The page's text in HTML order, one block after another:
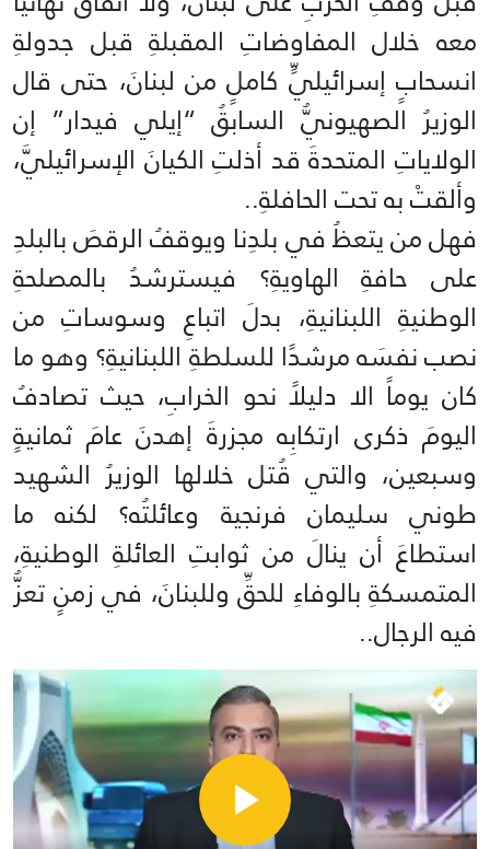
معه خلال المفاوضاتِ المقبلةِ قبل جدولةِ
انسحابٍ إسرائيليٍّ كاملٍ من لبنانَ، حتى قال
الوزيرُ الصهيونيُّ السابقُ “إيلي فيدار” إن
الولاياتِ المتحدةَ قد أذلتِ الكيانَ الإسرائيليَّ،
وألقتْ به تحت الحافلةِ..
فهل من يتعظُ في بلدِنا ويوقفُ الرقصَ بالبلدِ
على حافةِ الهاويةِ؟ فيسترشدُ بالمصلحةِ
الوطنيةِ اللبنانيةِ، بدلَ اتباعِ وسوساتِ من
نصب نفسَه مرشدًا للسلطةِ اللبنانيةِ؟ وهو ما
كان يوماً الا دليلاً نحو الخرابِ، حيث تصادفُ
اليومَ ذكرى ارتكابِه مجزرةَ إهدنَ عامَ ثمانيةٍ
وسبعين، والتي قُتل خلالها الوزيرُ الشهيد
طوني سليمان فرنجية وعائلتُه؟ لكنه ما
استطاعَ أن ينالَ من ثوابتِ العائلةِ الوطنيةِ،
المتمسكةِ بالوفاءِ للحقِّ وللبنانَ، في زمنٍ تعزُّ
فيه الرجال..